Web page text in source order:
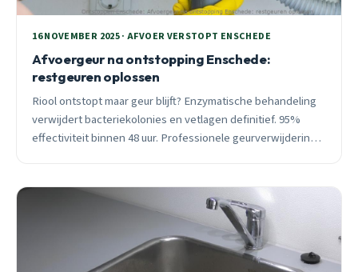
16 NOVEMBER 2025 · AFVOER VERSTOPT ENSCHEDE
Afvoergeur na ontstopping Enschede:
restgeuren oplossen
Riool ontstopt maar geur blijft? Enzymatische behandeling
verwijdert bacteriekolonies en vetlagen definitief. 95%
effectiviteit binnen 48 uur. Professionele geurverwijdering